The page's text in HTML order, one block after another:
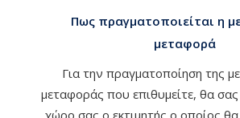
Πως πραγματοποιείται η
μεταφορά
Για την πραγματοποίηση της
μεταφοράς που επιθυμείτε, θα σας
χώρο σας ο εκτιμητής ο οποίος